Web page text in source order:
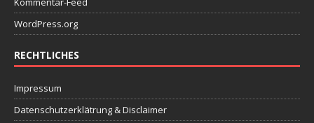
WordPress.org
RECHTLICHES
Impressum
Datenschutzerklätrung & Disclaimer